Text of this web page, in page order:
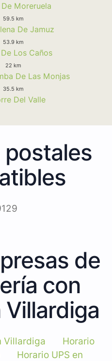
De Moreruela
59.5 km
De Jamuz
53.9 km
Los Caños
22 km
De Las Monjas
35.5 km
Del Valle
de
con
Villardiga
Horario
Horario UPS en